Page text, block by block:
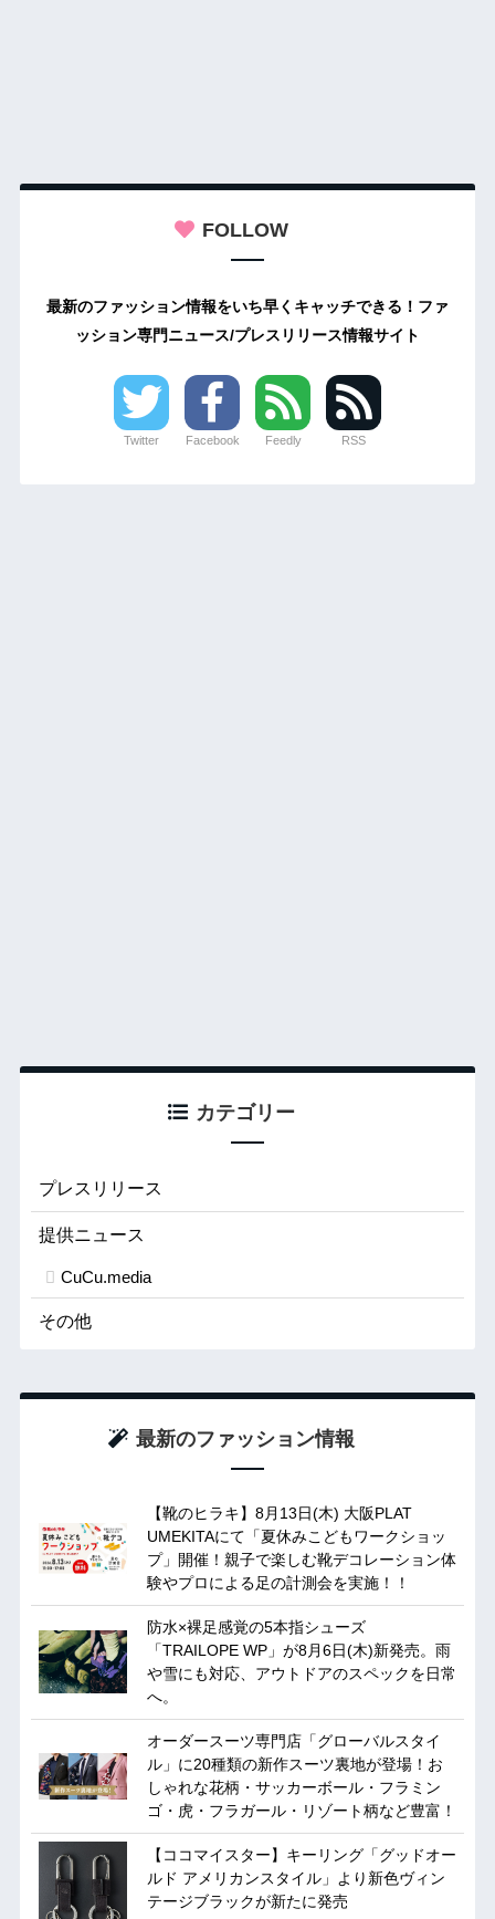
FOLLOW
最新のファッション情報をいち早くキャッチできる！ファ
ッション専門ニュース/プレスリリース情報サイト
Twitter Facebook Feedly RSS
カテゴリー
プレスリリース
提供ニュース
CuCu.media
その他
最新のファッション情報
【靴のヒラキ】8月13日(木) 大阪PLAT
UMEKITAにて「夏休みこどもワークショッ
プ」開催！親子で楽しむ靴デコレーション体
験やプロによる足の計測会を実施！！
防水×裸足感覚の5本指シューズ
「TRAILOPE WP」が8月6日(木)新発売。雨
や雪にも対応、アウトドアのスペックを日常
へ。
オーダースーツ専門店「グローバルスタイ
ル」に20種類の新作スーツ裏地が登場！お
しゃれな花柄・サッカーボール・フラミン
ゴ・虎・フラガール・リゾート柄など豊富！
【ココマイスター】キーリング「グッドオー
ルド アメリカンスタイル」より新色ヴィン
テージブラックが新たに発売